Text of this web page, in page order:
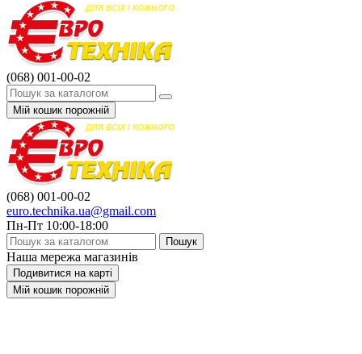
(068) 001-00-02
Мій кошик порожній
(068) 001-00-02
euro.technika.ua@gmail.com
Пн-Пт 10:00-18:00
Пошук
Наша мережа магазинів
Подивитися на карті
Мій кошик порожній